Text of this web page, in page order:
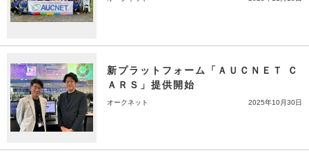
新プラットフォーム「ＡＵＣＮＥＴ Ｃ
ＡＲＳ」提供開始
オークネット 2025年10月30日